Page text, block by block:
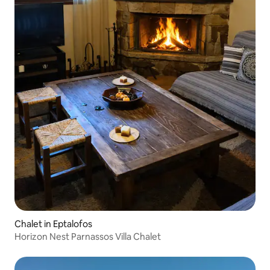
Chalet in Eptalofos
Horizon Nest Parnassos Villa Chalet